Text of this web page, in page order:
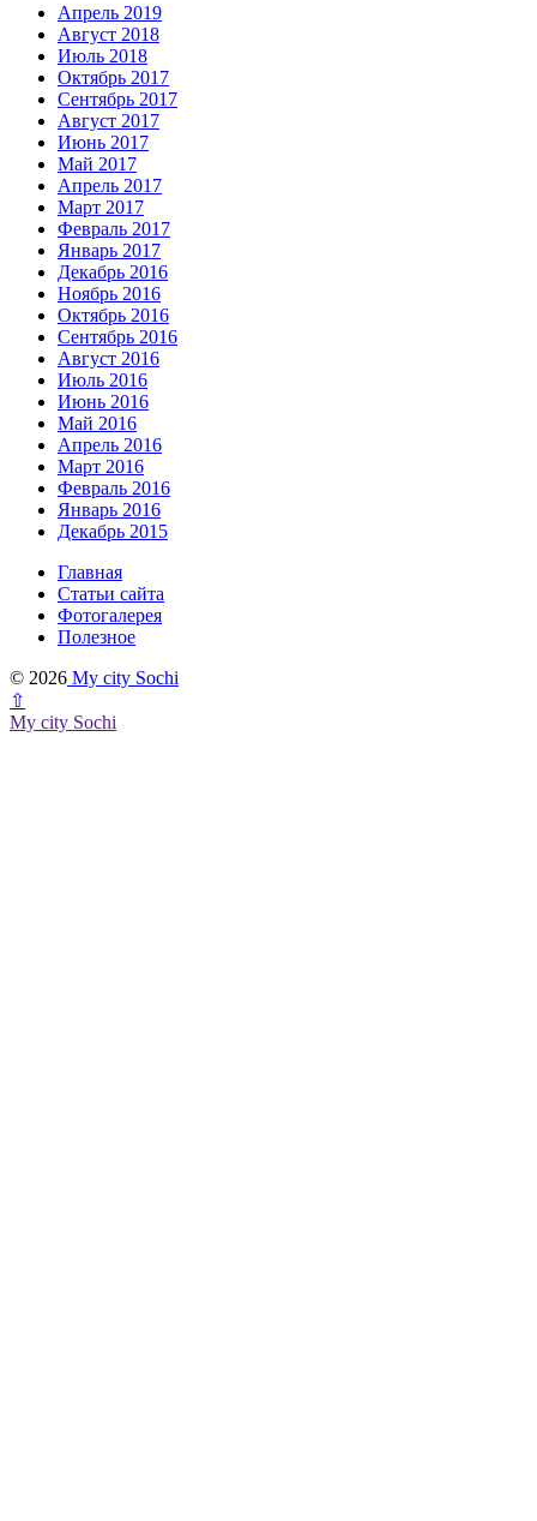
Апрель 2019
Август 2018
Июль 2018
Октябрь 2017
Сентябрь 2017
Август 2017
Июнь 2017
Май 2017
Апрель 2017
Март 2017
Февраль 2017
Январь 2017
Декабрь 2016
Ноябрь 2016
Октябрь 2016
Сентябрь 2016
Август 2016
Июль 2016
Июнь 2016
Май 2016
Апрель 2016
Март 2016
Февраль 2016
Январь 2016
Декабрь 2015
Главная
Статьи сайта
Фотогалерея
Полезное
© 2026 My city Sochi
⇧
My city Sochi